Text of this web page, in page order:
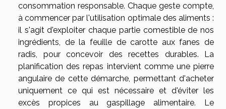
consommation responsable. Chaque geste compte,
à commencer par l'utilisation optimale des aliments :
il s'agit d'exploiter chaque partie comestible de nos
ingrédients, de la feuille de carotte aux fanes de
radis, pour concevoir des recettes durables. La
planification des repas intervient comme une pierre
angulaire de cette démarche, permettant d'acheter
uniquement ce qui est nécessaire et d'éviter les
excès propices au gaspillage alimentaire. Le